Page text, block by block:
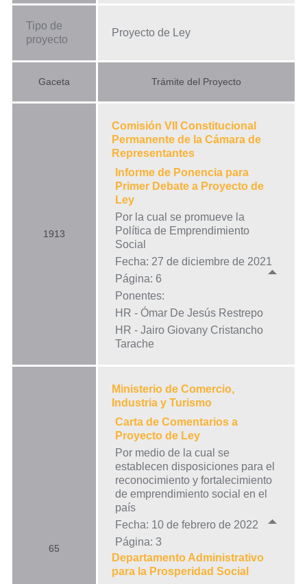
Tipo de
proyecto
Proyecto de Ley
Gaceta Trámite del Proyecto
1913
Comisión VII Constitucional
Permanente de la Cámara de
Representantes
Informe de Ponencia para
Primer Debate a Proyecto de
Ley
Por la cual se promueve la
Política de Emprendimiento
Social
Fecha: 27 de diciembre de 2021
Página: 6
Ponentes:
HR - Ómar De Jesús Restrepo
HR - Jairo Giovany Cristancho
Tarache
65
Ministerio de Comercio,
Industria y Turismo
Carta de Comentarios a
Proyecto de Ley
Por medio de la cual se
establecen disposiciones para el
reconocimiento y fortalecimiento
de emprendimiento social en el
país
Fecha: 10 de febrero de 2022
Página: 3
Departamento Administrativo
para la Prosperidad Social